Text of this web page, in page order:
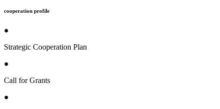
cooperation profile
●
Strategic Cooperation Plan
●
Call for Grants
●